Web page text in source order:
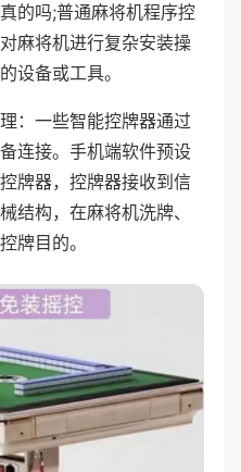
的吗;普通麻将机程序控
麻将机进行复杂安装操
设备或工具。
：一些智能控牌器通过
连接。手机端软件预设
牌器，控牌器接收到信
结构，在麻将机洗牌、
牌目的。